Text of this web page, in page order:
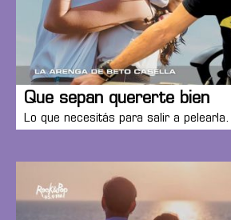
Que sepan quererte bien
Lo que necesitás para salir a pelearla.